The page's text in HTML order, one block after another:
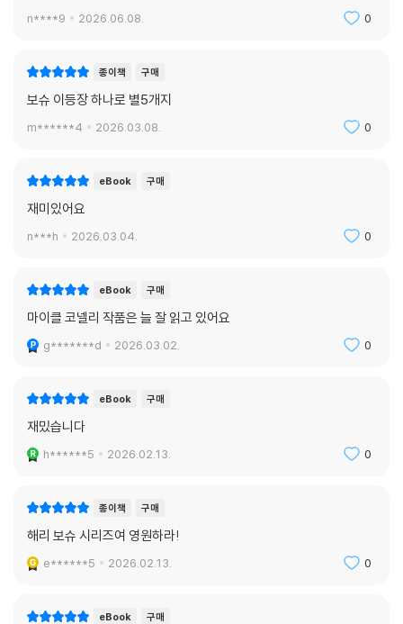
n****9 2026.06.08. 0
종이책 구매
보슈 이등장 하나로 별5개지
m******4 2026.03.08. 0
eBook 구매
재미있어요
n***h 2026.03.04. 0
eBook 구매
마이클 코넬리 작품은 늘 잘 읽고 있어요
g*******d 2026.03.02. 0
eBook 구매
재밌습니다
h******5 2026.02.13. 0
종이책 구매
해리 보슈 시리즈여 영원하라!
e******5 2026.02.13. 0
eBook 구매